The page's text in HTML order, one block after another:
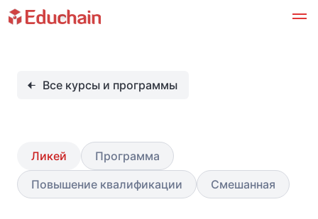
Все курсы и программы
Ликей
Программа
Повышение квалификации
Смешанная